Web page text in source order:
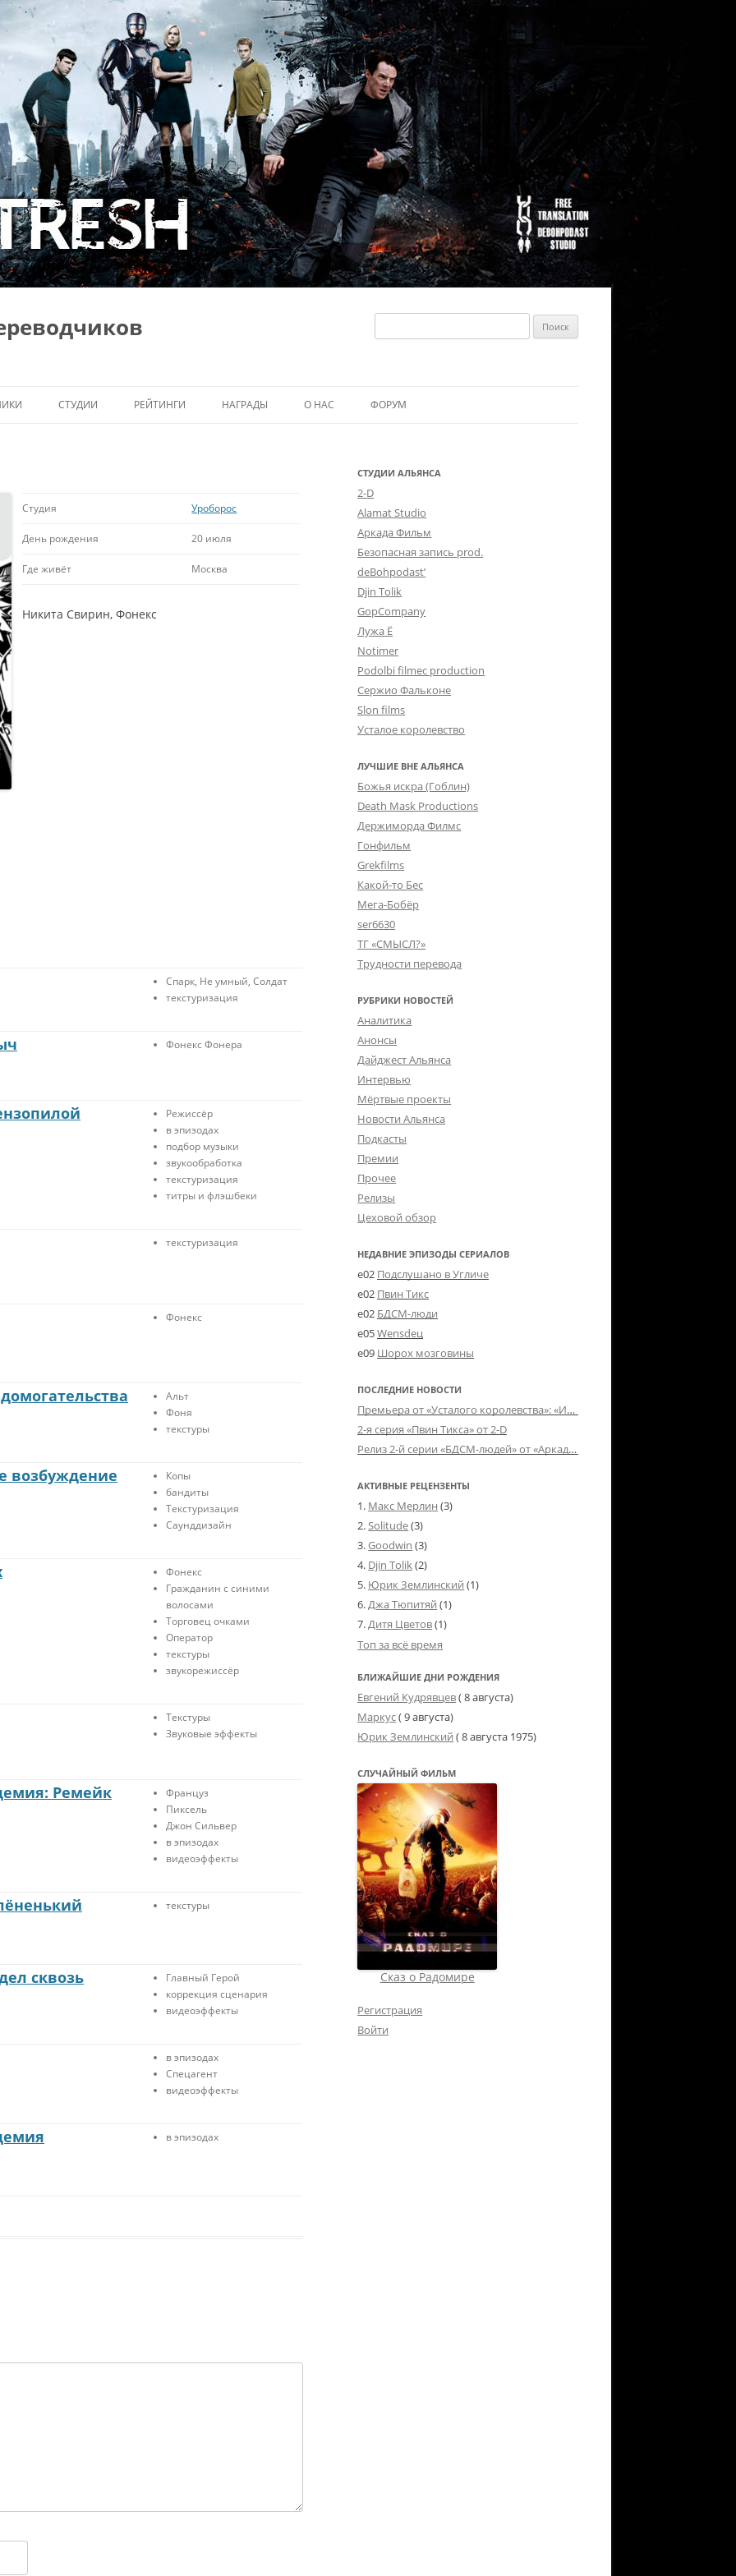
Найти:
СТУДИИ РЕЙТИНГИ НАГРАДЫ О НАС
ВСТУПЛЕНИЕ В АЛЬЯНС
ИСТОРИЯ АЛЬЯНСА
ФОРУМ
Студия Уроборос
День рождения 20 июля
Где живёт Москва
Никита Свирин, Фонекс
Спарк, Не умный, Солдат
текстуризация
Фонекс Фонера
Режиссёр
в эпизодах
подбор музыки
звукообработка
текстуризация
титры и флэшбеки
текстуризация
Фонекс
Альт
Фоня
текстуры
возбуждение
Копы
бандиты
Текстуризация
Саунддизайн
Фонекс
Гражданин с синими
волосами
Торговец очками
Оператор
текстуры
звукорежиссёр
Текстуры
Звуковые эффекты
Ремейк
Француз
Пиксель
Джон Сильвер
в эпизодах
видеоэффекты
текстуры
сквозь
Главный Герой
коррекция сценария
видеоэффекты
в эпизодах
Спецагент
видеоэффекты
в эпизодах
СТУДИИ АЛЬЯНСА
2-D
Alamat Studio
Аркада Фильм
Безопасная запись prod.
deBohpodast’
Djin Tolik
GopCompany
Лужа Ё
Notimer
Podolbi filmec production
Сержио Фальконе
Slon films
Усталое королевство
ЛУЧШИЕ ВНЕ АЛЬЯНСА
Божья искра (Гоблин)
Death Mask Productions
Держиморда Филмс
Гонфильм
Grekfilms
Какой-то Бес
Мега-Бобёр
ser6630
ТГ «СМЫСЛ?»
Трудности перевода
РУБРИКИ НОВОСТЕЙ
Аналитика
Анонсы
Дайджест Альянса
Интервью
Мёртвые проекты
Новости Альянса
Подкасты
Премии
Прочее
Релизы
Цеховой обзор
НЕДАВНИЕ ЭПИЗОДЫ СЕРИАЛОВ
e02 Подслушано в Угличе
e02 Пвин Тикс
e02 БДСМ-люди
e05Wensdeц
e09 Шорох мозговины
ПОСЛЕДНИЕ НОВОСТИ
Премьера от «Усталого королевства»: «Игорь начал»
2-я серия «Пвин Тикса» от 2-D
Релиз 2-й серии «БДСМ-людей» от «Аркада Фильм»
АКТИВНЫЕ РЕЦЕНЗЕНТЫ
Макс Мерлин (3)
Solitude(3)
Goodwin (3)
Djin Tolik(2)
Юрик Землинский (1)
Джа Тюпитяй (1)
Дитя Цветов(1)
Топ за всё время
БЛИЖАЙШИЕ ДНИ РОЖДЕНИЯ
Евгений Кудрявцев( 8 августа)
Маркус( 9 августа)
Юрик Землинский (8 августа 1975)
СЛУЧАЙНЫЙ ФИЛЬМ
Сказ о Радомире
Регистрация
Войти